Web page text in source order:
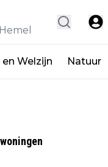
Welzijn Natuur